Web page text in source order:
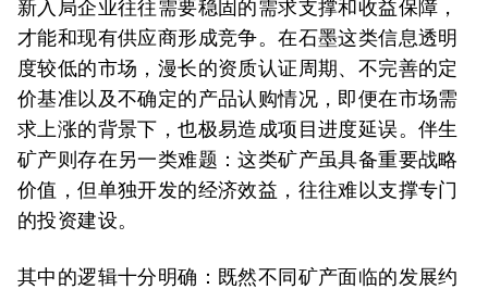
新入局企业往往需要稳固的需求支撑和收益保障，
才能和现有供应商形成竞争。在石墨这类信息透明
度较低的市场，漫长的资质认证周期、不完善的定
价基准以及不确定的产品认购情况，即便在市场需
求上涨的背景下，也极易造成项目进度延误。伴生
矿产则存在另一类难题：这类矿产虽具备重要战略
价值，但单独开发的经济效益，往往难以支撑专门
的投资建设。
其中的逻辑十分明确：既然不同矿产面临的发展约